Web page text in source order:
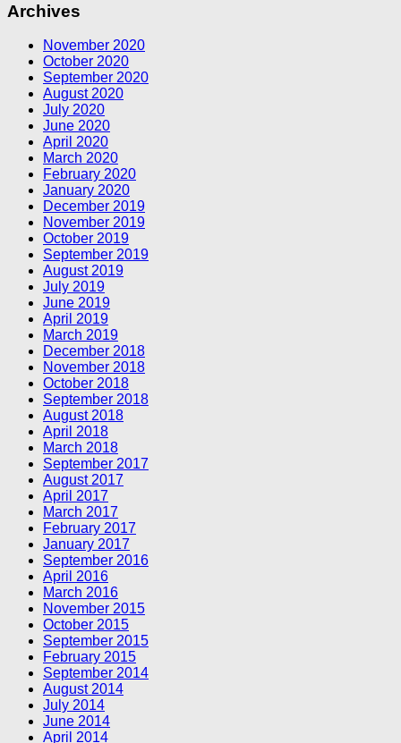
Archives
November 2020
October 2020
September 2020
August 2020
July 2020
June 2020
April 2020
March 2020
February 2020
January 2020
December 2019
November 2019
October 2019
September 2019
August 2019
July 2019
June 2019
April 2019
March 2019
December 2018
November 2018
October 2018
September 2018
August 2018
April 2018
March 2018
September 2017
August 2017
April 2017
March 2017
February 2017
January 2017
September 2016
April 2016
March 2016
November 2015
October 2015
September 2015
February 2015
September 2014
August 2014
July 2014
June 2014
April 2014